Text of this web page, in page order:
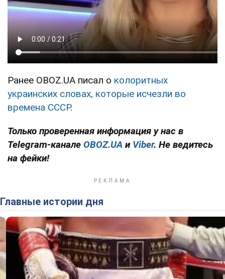
Ранее OBOZ.UA писал о колоритных
украинских словах, которые исчезли во
времена СССР.
Только проверенная информация у нас в
Telegram-канале OBOZ.UA и Viber. Не ведитесь
на фейки!
Главные истории дня